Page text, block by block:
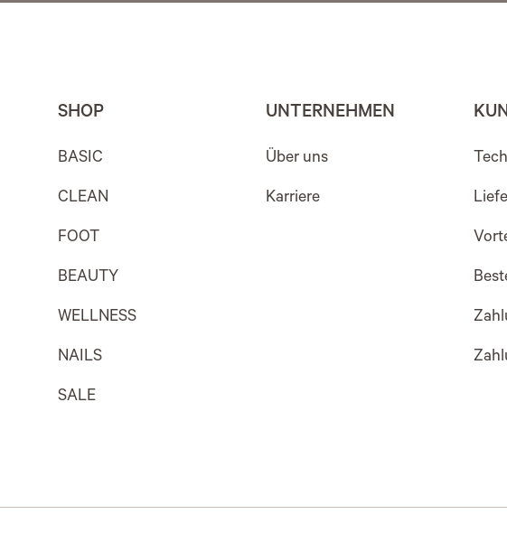
SHOP
BASIC
CLEAN
FOOT
BEAUTY
WELLNESS
NAILS
SALE
UNTERNEHMEN
Über uns
Karriere